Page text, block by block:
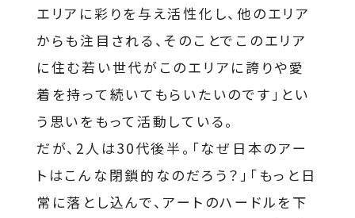
エリアに彩りを与え活性化し、他のエリア
からも注目される、そのことでこのエリア
に住む若い世代がこのエリアに誇りや愛
着を持って続いてもらいたいのです」とい
う思いをもって活動している。
だが、2人は30代後半。「なぜ日本のアー
トはこんな閉鎖的なのだろう？」「もっと日
常に落とし込んで、アートのハードルを下